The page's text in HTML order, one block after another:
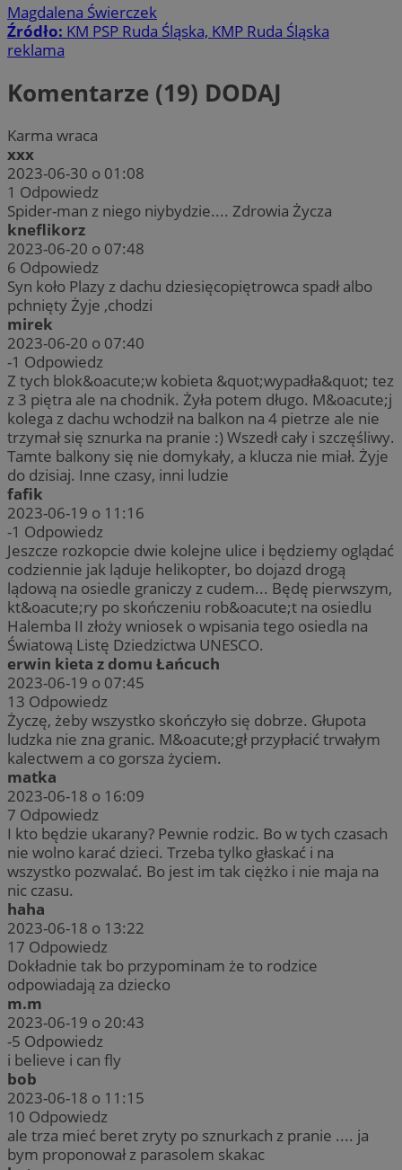
Magdalena Świerczek
Źródło: KM PSP Ruda Śląska, KMP Ruda Śląska
reklama
Komentarze (19) DODAJ
Karma wraca
xxx
2023-06-30 o 01:08
1 Odpowiedz
Spider-man z niego niybydzie.... Zdrowia Życza
kneflikorz
2023-06-20 o 07:48
6 Odpowiedz
Syn koło Plazy z dachu dziesięcopiętrowca spadł albo
pchnięty Żyje ,chodzi
mirek
2023-06-20 o 07:40
-1 Odpowiedz
Z tych blok&oacute;w kobieta &quot;wypadła&quot; tez
z 3 piętra ale na chodnik. Żyła potem długo. M&oacute;j
kolega z dachu wchodził na balkon na 4 pietrze ale nie
trzymał się sznurka na pranie :) Wszedł cały i szczęśliwy.
Tamte balkony się nie domykały, a klucza nie miał. Żyje
do dzisiaj. Inne czasy, inni ludzie
fafik
2023-06-19 o 11:16
-1 Odpowiedz
Jeszcze rozkopcie dwie kolejne ulice i będziemy oglądać
codziennie jak ląduje helikopter, bo dojazd drogą
lądową na osiedle graniczy z cudem... Będę pierwszym,
kt&oacute;ry po skończeniu rob&oacute;t na osiedlu
Halemba II złoży wniosek o wpisania tego osiedla na
Światową Listę Dziedzictwa UNESCO.
erwin kieta z domu Łańcuch
2023-06-19 o 07:45
13 Odpowiedz
Życzę, żeby wszystko skończyło się dobrze. Głupota
ludzka nie zna granic. M&oacute;gł przypłacić trwałym
kalectwem a co gorsza życiem.
matka
2023-06-18 o 16:09
7 Odpowiedz
I kto będzie ukarany? Pewnie rodzic. Bo w tych czasach
nie wolno karać dzieci. Trzeba tylko głaskać i na
wszystko pozwalać. Bo jest im tak ciężko i nie maja na
nic czasu.
haha
2023-06-18 o 13:22
17 Odpowiedz
Dokładnie tak bo przypominam że to rodzice
odpowiadają za dziecko
m.m
2023-06-19 o 20:43
-5 Odpowiedz
i believe i can fly
bob
2023-06-18 o 11:15
10 Odpowiedz
ale trza mieć beret zryty po sznurkach z pranie .... ja
bym proponował z parasolem skakac